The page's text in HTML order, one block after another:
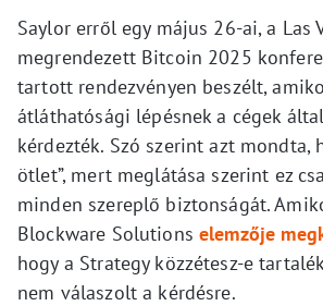
Saylor erről egy május 26-ai, a Las
megrendezett Bitcoin 2025
tartott rendezvényen beszélt,
átláthatósági lépésnek a cégek
kérdezték. Szó szerint azt mondta,
ötlet”, mert meglátása szerint ez
minden szereplő biztonságát.
Blockware Solutions elemzője
hogy a Strategy közzétesz-e
nem válaszolt a kérdésre.